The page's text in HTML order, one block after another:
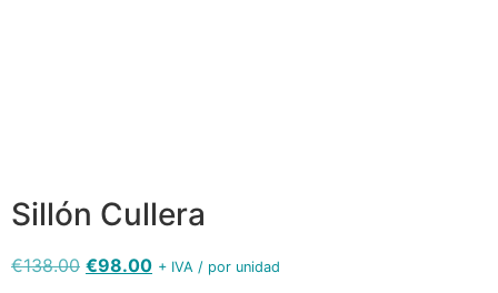
Sillón Cullera
€138.00 €98.00 + IVA / por unidad